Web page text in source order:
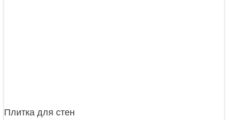
Плитка для стен